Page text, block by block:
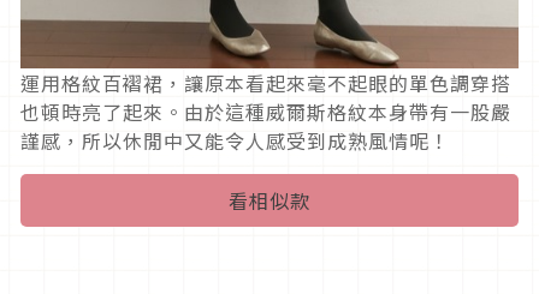
運用格紋百褶裙，讓原本看起來毫不起眼的單色調穿搭
也頓時亮了起來。由於這種威爾斯格紋本身帶有一股嚴
謹感，所以休閒中又能令人感受到成熟風情呢！
看相似款